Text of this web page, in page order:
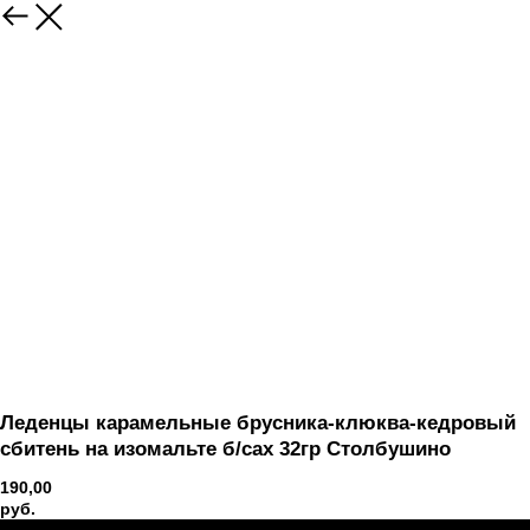
Вернуться
Леденцы карамельные брусника-клюква-кедровый
сбитень на изомальте б/сах 32гр Столбушино
190,00
руб.